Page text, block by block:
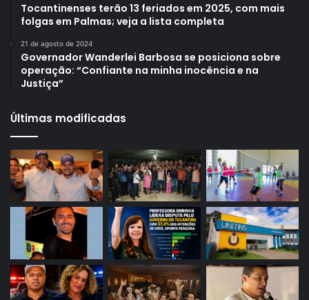
Tocantinenses terão 13 feriados em 2025, com mais
folgas em Palmas; veja a lista completa
21 de agosto de 2024
Governador Wanderlei Barbosa se posiciona sobre
operação: “Confiante na minha inocência e na
Justiça”
Últimas modificadas